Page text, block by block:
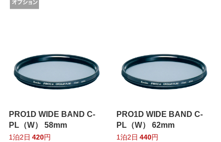
PRO1D WIDE BAND C-
PL（W） 58mm
1泊2日 420円
PRO1D WIDE BAND C-
PL（W） 62mm
1泊2日 440円